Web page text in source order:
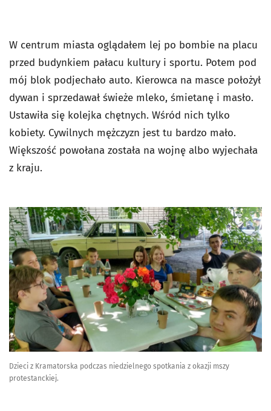
W centrum miasta oglądałem lej po bombie na placu
przed budynkiem pałacu kultury i sportu. Potem pod
mój blok podjechało auto. Kierowca na masce położył
dywan i sprzedawał świeże mleko, śmietanę i masło.
Ustawiła się kolejka chętnych. Wśród nich tylko
kobiety. Cywilnych mężczyzn jest tu bardzo mało.
Większość powołana została na wojnę albo wyjechała
z kraju.
Dzieci z Kramatorska podczas niedzielnego spotkania z okazji mszy
protestanckiej.